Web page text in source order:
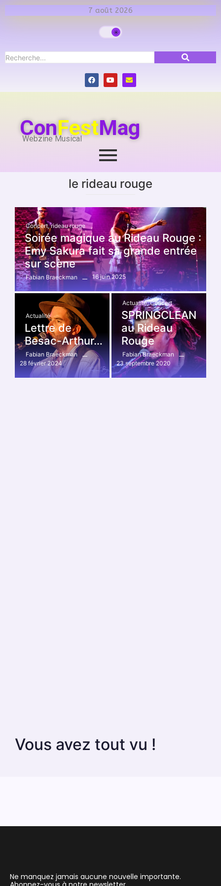
7 août 2026
ConFestMag
Webzine Musical
le rideau rouge
Concert, rideau rouge
Soirée magique au Rideau Rouge :
Emy Sakura fait sa grande entrée
sur scène
Fabian Braeckman 16 juin 2025
Actualité
Lettre de
Besac-Arthur…
Fabian Braeckman
28 février 2024
Actualité, Concert
SPRINGCLEAN
au Rideau
Rouge
Fabian Braeckman
23 septembre 2020
Vous avez tout vu !
Ne manquez jamais aucune nouvelle importante.